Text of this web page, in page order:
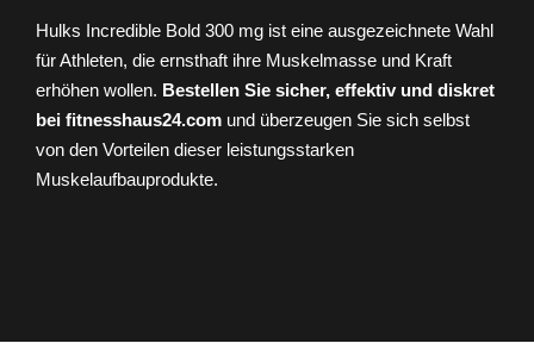
Hulks Incredible Bold 300 mg ist eine ausgezeichnete Wahl
für Athleten, die ernsthaft ihre Muskelmasse und Kraft
erhöhen wollen. Bestellen Sie sicher, effektiv und diskret
bei fitnesshaus24.com und überzeugen Sie sich selbst
von den Vorteilen dieser leistungsstarken
Muskelaufbauprodukte.